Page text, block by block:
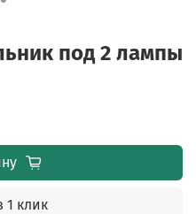
под 2 лампы
1 клик